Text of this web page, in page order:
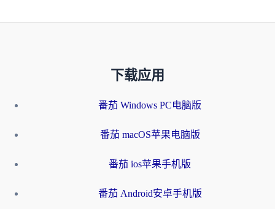
下载应用
番茄 Windows PC电脑版
番茄 macOS苹果电脑版
番茄 ios苹果手机版
番茄 Android安卓手机版